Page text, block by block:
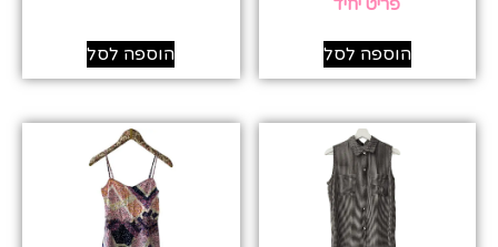
פריט יחיד
הוספה לסל הוספה לסל